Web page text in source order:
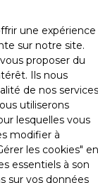
de
de
Ce bien
avec
L'accès
cette
parqueté
baies
accès à un
Vendu
une expérience
sur notre site.
proposer du
Ils nous
de nos services
utiliserons
lesquelles vous
modifier à
les cookies″ en
essentiels à son
sur vos données